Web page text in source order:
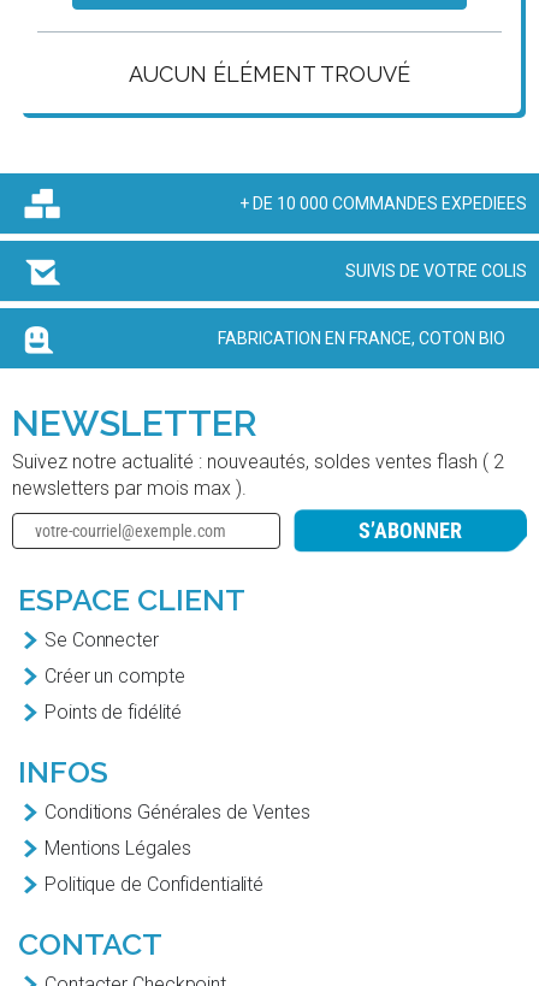
AUCUN ÉLÉMENT TROUVÉ
+ DE 10 000 COMMANDES EXPEDIEES
SUIVIS DE VOTRE COLIS
FABRICATION EN FRANCE, COTON BIO
NEWSLETTER
Suivez notre actualité : nouveautés, soldes ventes flash ( 2
newsletters par mois max ).
S’ABONNER
ESPACE CLIENT
Se Connecter
Créer un compte
Points de fidélité
INFOS
Conditions Générales de Ventes
Mentions Légales
Politique de Confidentialité
CONTACT